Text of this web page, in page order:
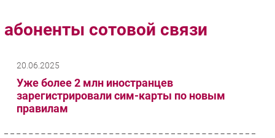
Импорто­замещение
Мобильная связь
Фиксированная связь
Интеграция
абоненты сотовой связи
20.06.2025
Уже более 2 млн иностранцев
зарегистрировали сим-карты по новым
правилам